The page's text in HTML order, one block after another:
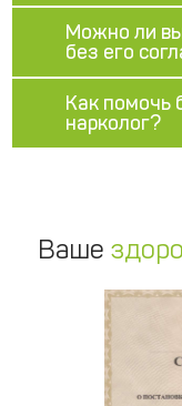
Можно ли
без его
Как помочь
нарколог?
Ваше